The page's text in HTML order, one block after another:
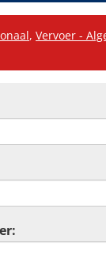
, Vervoer -